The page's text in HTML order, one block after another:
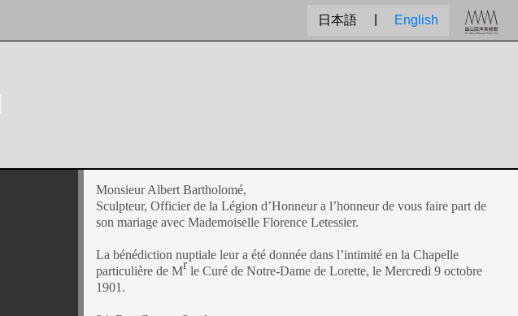
日本語 English
Monsieur Albert Bartholomé,
Sculpteur, Officier de la Légion d’Honneur a l’honneur de vous faire part de
son mariage avec Mademoiselle Florence Letessier.
La bénédiction nuptiale leur a été donnée dans l’intimité en la Chapelle
particulière de Mr le Curé de Notre-Dame de Lorette, le Mercredi 9 octobre
1901.